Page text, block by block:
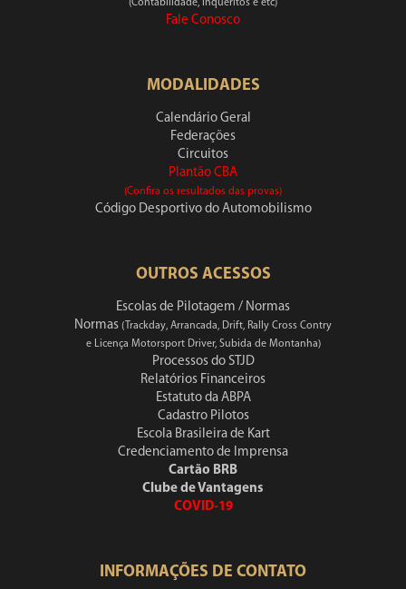
(Contabilidade, Inquéritos e etc)
Fale Conosco
MODALIDADES
Calendário Geral
Federações
Circuitos
Plantão CBA
(Confira os resultados das provas)
Código Desportivo do Automobilismo
OUTROS ACESSOS
Escolas de Pilotagem / Normas
Normas (Trackday, Arrancada, Drift, Rally Cross Contry
e Licença Motorsport Driver, Subida de Montanha)
Processos do STJD
Relatórios Financeiros
Estatuto da ABPA
Cadastro Pilotos
Escola Brasileira de Kart
Credenciamento de Imprensa
Cartão BRB
Clube de Vantagens
COVID-19
INFORMAÇÕES DE CONTATO